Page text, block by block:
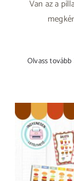
Van az a
Olvass tovább